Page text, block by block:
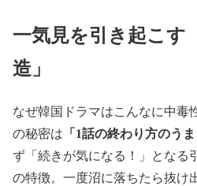
一気見を引き起こす
造」
なぜ韓国ドラマはこんなに中毒
の秘密は 「1話の終わり方のうま
ず「続きが気になる！」となる
の特徴。一度沼に落ちたら抜け